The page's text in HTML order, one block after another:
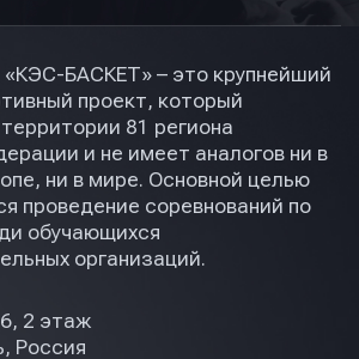
БАСКЕТ» – это крупнейший
проект, который
81 региона
и не имеет аналогов ни в
ни в мире. Основной целью
проведение соревнований по
обучающихся
организаций.
2 этаж
Россия